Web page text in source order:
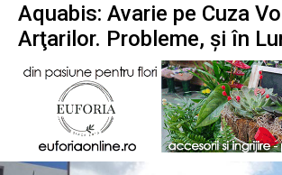
Aquabis: Avarie pe Cuza
Arţarilor. Probleme, şi în